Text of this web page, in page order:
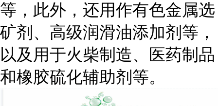
等，此外，还用作有色金属选
矿剂、高级润滑油添加剂等，
以及用于火柴制造、医药制品
和橡胶硫化辅助剂等。